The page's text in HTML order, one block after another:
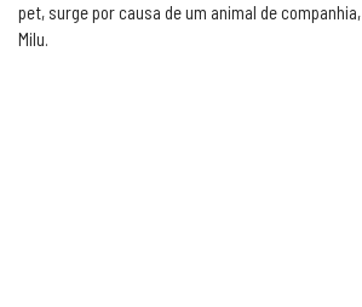
pet, surge por causa de um animal de
Milu.